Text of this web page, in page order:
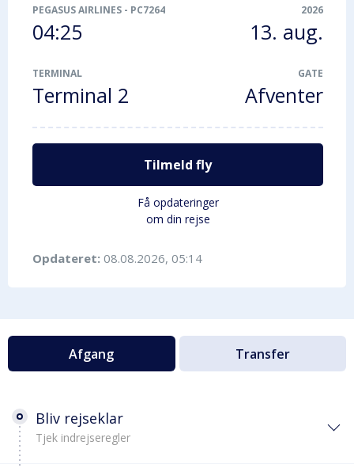
PEGASUS AIRLINES - PC7264
04:25
2026
13. aug.
TERMINAL
Terminal 2
GATE
Afventer
Tilmeld fly
Få opdateringer
om din rejse
Opdateret: 08.08.2026, 05:14
Afgang Transfer
Bliv rejseklar
Tjek indrejseregler